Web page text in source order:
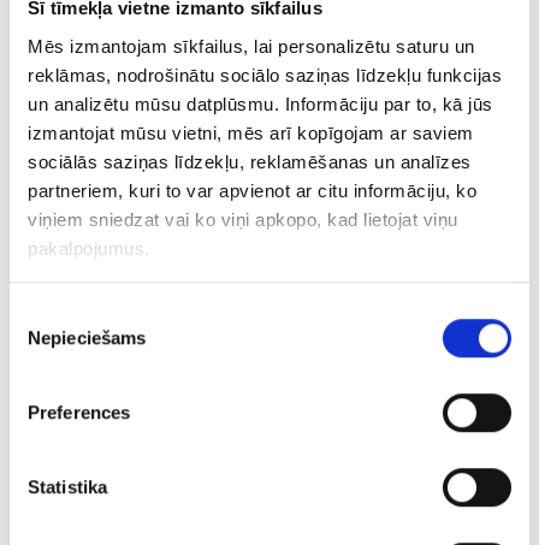
Šī tīmekļa vietne izmanto sīkfailus
Mēs izmantojam sīkfailus, lai personalizētu saturu un
reklāmas, nodrošinātu sociālo saziņas līdzekļu funkcijas
un analizētu mūsu datplūsmu. Informāciju par to, kā jūs
izmantojat mūsu vietni, mēs arī kopīgojam ar saviem
sociālās saziņas līdzekļu, reklamēšanas un analīzes
partneriem, kuri to var apvienot ar citu informāciju, ko
viņiem sniedzat vai ko viņi apkopo, kad lietojat viņu
pakalpojumus.
izvēle
Nepieciešams
Preferences
Statistika
€ 26.25
PIEVIENOT GROZAM